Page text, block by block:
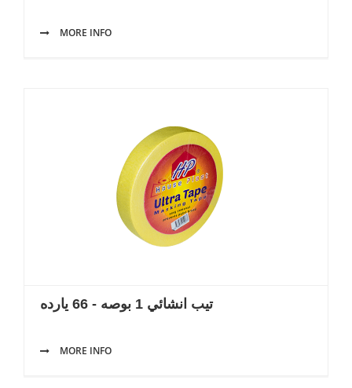
MORE INFO
تيب انشائي 1 بوصه - 66 يارده
MORE INFO